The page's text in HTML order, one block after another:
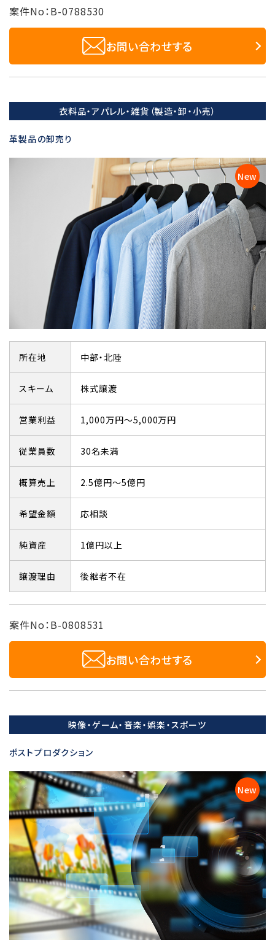
案件No：B-0788530
お問い合わせする
衣料品・アパレル・雑貨（製造・卸・小売）
革製品の卸売り
所在地 中部・北陸
スキーム 株式譲渡
営業利益 1,000万円～5,000万円
従業員数 30名未満
概算売上 2.5億円～5億円
希望金額 応相談
純資産 1億円以上
譲渡理由 後継者不在
案件No：B-0808531
お問い合わせする
映像・ゲーム・音楽・娯楽・スポーツ
ポストプロダクション